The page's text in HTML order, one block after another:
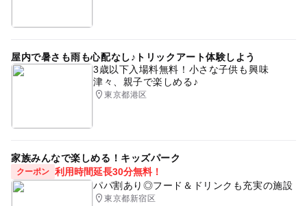
屋内で暑さも雨も心配なし♪トリックアート体験しよう
3歳以下入場料無料！小さな子供も興味
津々、親子で楽しめる♪
東京都港区
家族みんなで楽しめる！キッズパーク
クーポン 利用時間延長30分無料！
パパ割あり◎フード＆ドリンクも充実の施設
東京都新宿区